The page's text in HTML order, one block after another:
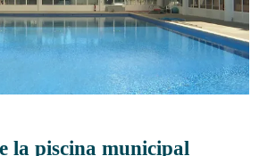
la piscina municipal